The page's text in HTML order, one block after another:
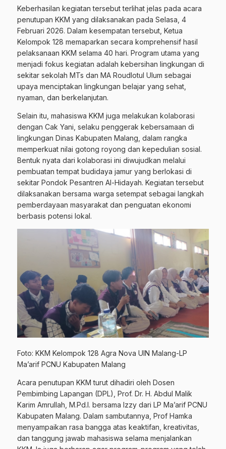
Keberhasilan kegiatan tersebut terlihat jelas pada acara
penutupan KKM yang dilaksanakan pada Selasa, 4
Februari 2026. Dalam kesempatan tersebut, Ketua
Kelompok 128 memaparkan secara komprehensif hasil
pelaksanaan KKM selama 40 hari. Program utama yang
menjadi fokus kegiatan adalah kebersihan lingkungan di
sekitar sekolah MTs dan MA Roudlotul Ulum sebagai
upaya menciptakan lingkungan belajar yang sehat,
nyaman, dan berkelanjutan.
Selain itu, mahasiswa KKM juga melakukan kolaborasi
dengan Cak Yani, selaku penggerak kebersamaan di
lingkungan Dinas Kabupaten Malang, dalam rangka
memperkuat nilai gotong royong dan kepedulian sosial.
Bentuk nyata dari kolaborasi ini diwujudkan melalui
pembuatan tempat budidaya jamur yang berlokasi di
sekitar Pondok Pesantren Al-Hidayah. Kegiatan tersebut
dilaksanakan bersama warga setempat sebagai langkah
pemberdayaan masyarakat dan penguatan ekonomi
berbasis potensi lokal.
Foto: KKM Kelompok 128 Agra Nova UIN Malang-LP
Ma’arif PCNU Kabupaten Malang
Acara penutupan KKM turut dihadiri oleh Dosen
Pembimbing Lapangan (DPL), Prof. Dr. H. Abdul Malik
Karim Amrullah, M.Pd.I. bersama Izzy dari LP Ma’arif PCNU
Kabupaten Malang. Dalam sambutannya, Prof Hamka
menyampaikan rasa bangga atas keaktifan, kreativitas,
dan tanggung jawab mahasiswa selama menjalankan